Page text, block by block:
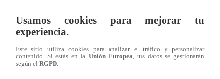
136 | Domingo 21 de marzo
de
Usamos cookies para mejorar tu
experiencia.
Este sitio utiliza cookies para analizar el tráfico y personalizar
contenido. Si estás en la Unión Europea , tus datos se gestionarán
según el RGPD